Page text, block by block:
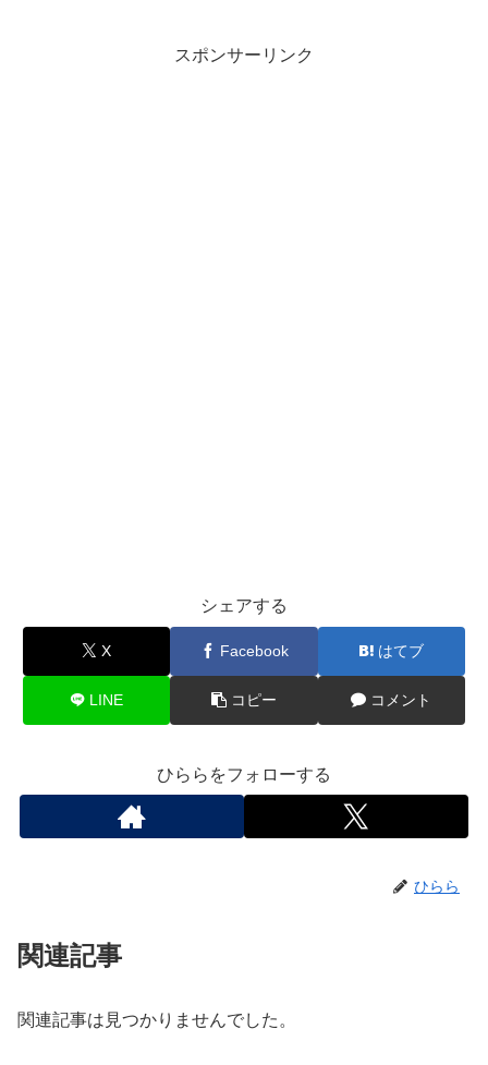
スポンサーリンク
シェアする
X Facebook はてブ
LINE コピー コメント
ひららをフォローする
ひらら
関連記事
関連記事は見つかりませんでした。